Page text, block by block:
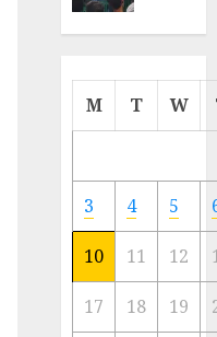
Cermin
Ibu
Kota
23/11/
M T W
3 4 5
10 11 12
17 18 19